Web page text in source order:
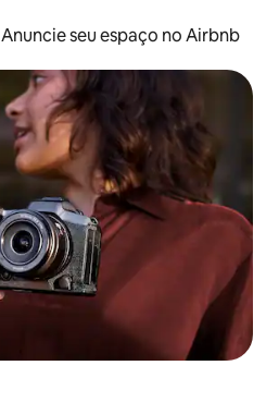
Anuncie seu espaço no Airbnb